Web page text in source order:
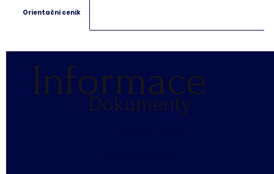
Orientační ceník
Dokumenty
Informace